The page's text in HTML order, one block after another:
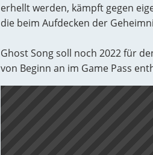
erhellt werden, kämpft gegen
die beim Aufdecken der
Ghost Song soll noch 2022 für
von Beginn an im Game Pass